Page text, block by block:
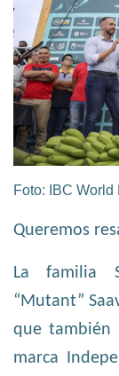
Foto: IBC
Queremos
La familia
“Mutant”
que también
marca